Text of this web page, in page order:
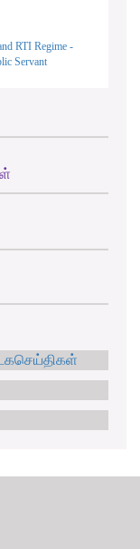
RTI Regime -
Servant